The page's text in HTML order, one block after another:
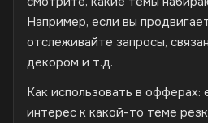
Например, если вы
отслеживайте запросы,
декором и т.д.
Как использовать в офферах:
интерес к какой-то теме